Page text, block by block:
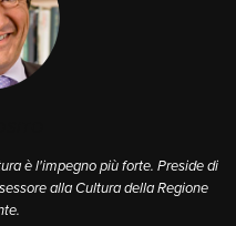
è l'impegno più forte. Preside di
alla Cultura della Regione